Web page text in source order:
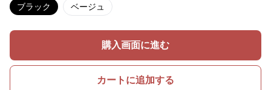
ブラック ベージュ
購入画面に進む
カートに追加する